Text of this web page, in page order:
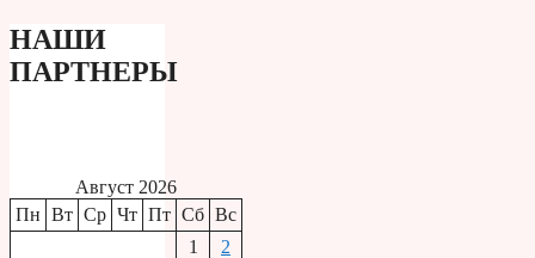
НАШИ
ПАРТНЕРЫ
Август 2026
Пн Вт Ср Чт Пт Сб Вс
1
2